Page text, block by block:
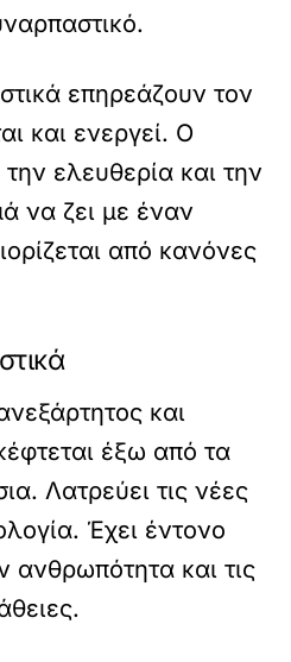
επηρεάζουν τον
και ενεργεί. Ο
ελευθερία και την
να ζει με έναν
από κανόνες
και
έξω από τα
Λατρεύει τις νέες
Έχει έντονο
ανθρωπότητα και τις